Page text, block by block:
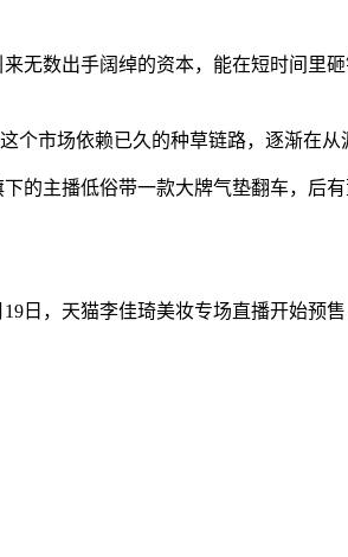
无数出手阔绰的资本，能在短时间里
个市场依赖已久的种草链路，逐渐在从
的主播低俗带一款大牌气垫翻车，后
日，天猫李佳琦美妆专场直播开始预